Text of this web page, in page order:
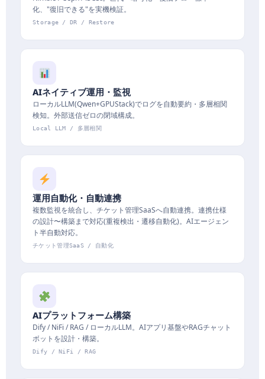
化、"復旧できる"を実機検証。
Storage / DR / Restore
AIネイティブ運用・監視
ローカルLLM(Qwen+GPUStack)でログを自動要約・多層相関
検知。外部送信ゼロの閉域構成。
Local LLM / 多層相関
運用自動化・自動連携
複数監視を統合し、チケット管理SaaSへ自動連携。連携仕様
の設計〜構築まで対応(重複検出・遷移自動化)。AIエージェン
ト半自動対応。
チケット管理SaaS / 自動化
AIプラットフォーム構築
Dify / NiFi / RAG / ローカルLLM。AIアプリ基盤やRAGチャット
ボットを設計・構築。
Dify / NiFi / RAG